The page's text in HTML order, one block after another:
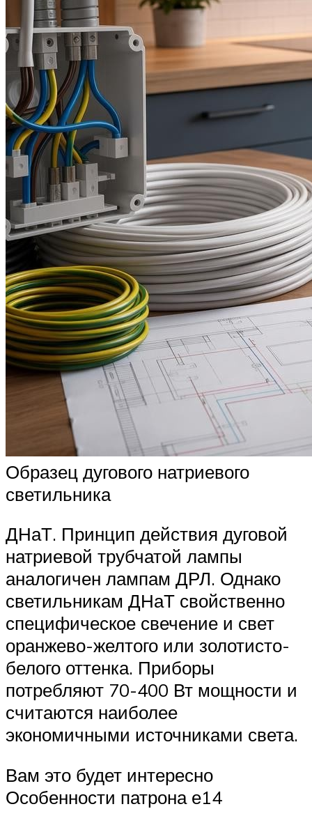
Образец дугового натриевого
светильника
ДНаТ. Принцип действия дуговой
натриевой трубчатой лампы
аналогичен лампам ДРЛ. Однако
светильникам ДНаТ свойственно
специфическое свечение и свет
оранжево-желтого или золотисто-
белого оттенка. Приборы
потребляют 70-400 Вт мощности и
считаются наиболее
экономичными источниками света.
Вам это будет интересно
Особенности патрона е14